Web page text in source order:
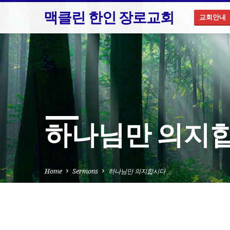
맥클린 한인 장로교회 교회안내
하나님만 의지
Home Sermons 하나님만 의지합시다